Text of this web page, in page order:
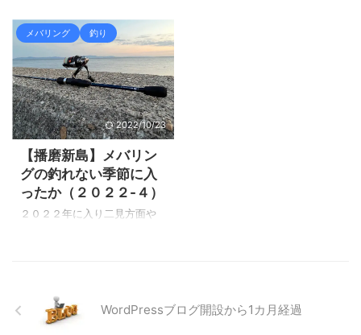
言う情報。 ０１７さんは６匹
だったみたいだが、全然釣り
をやっていない人が６匹なら
まずまずだろう。そして知人
との釣果がクーラーボックス
満タン！ とても ...
前回朝マヅメにかけて日本海
エギングに出掛けましたが、
マヅメの一瞬だけ釣れて明る
くなると全く反応が無くなり
ました。 これはナイトエギン
グしかダメだって事で、早速
仕事終わりに日本海へ行って
みました。 前回は荒れも有っ
て余計にダメでしたが、今回
は海も落ち着いていたので良
い感じに良型が釣れてくれま
した。 それでは釣行の様子を
日本海へ向かう事にしまし
た。 前回朝の３時に行って結
のフロートと環付きのフロー
メバリング 釣り
2022/10/23
【播磨新島】メバリン
グの釣れない季節に入
ったか（２０２２-４）
２０２２年に入り二見方面や
https://zaltz.blog/mevering-
2022-2/ 二見メバリング２ しWordPressブログ開設から1カ月経過